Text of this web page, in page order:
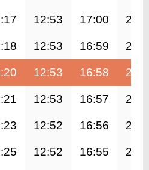
12:53 17:00
12:53 16:59
12:53 16:58
12:53 16:57
12:52 16:56
12:52 16:55